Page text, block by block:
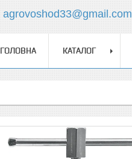
agrovoshod33@gmail.com
ГОЛОВНА КАТАЛОГ